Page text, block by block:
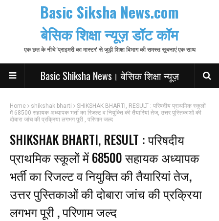
Basic Siksha News.com
बेसिक शिक्षा न्यूज़ डॉट कॉम
एक छत के नीचे 'प्राइमरी का मास्टर' से जुड़ी शिक्षा विभाग की समस्त सूचनाएं एक साथ
Basic Shiksha News। बेसिक शिक्षा न्यूज़
Home shikshak bharti
SHIKSHAK BHARTI, RESULT : परिषदीय प्राथमिक स्कूलों
में 68500 सहायक अध्यापक भर्ती का रिजल्ट व नियुक्ति की तैयारियां तेज, उत्तर पुस्तिकाओं की
दोबारा जांच की प्रक्रिया लगभग पूरी , परिणाम जल्द
SHIKSHAK BHARTI, RESULT : परिषदीय
प्राथमिक स्कूलों में 68500 सहायक अध्यापक
भर्ती का रिजल्ट व नियुक्ति की तैयारियां तेज,
उत्तर पुस्तिकाओं की दोबारा जांच की प्रक्रिया
लगभग पूरी , परिणाम जल्द